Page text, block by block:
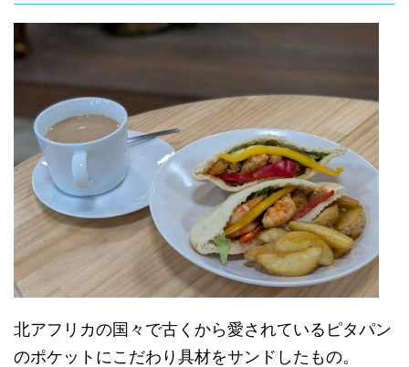
北アフリカの国々で古くから愛されているピタパン
のポケットにこだわり具材をサンドしたもの。